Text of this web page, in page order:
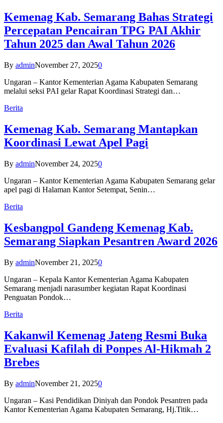
Kemenag Kab. Semarang Bahas Strategi
Percepatan Pencairan TPG PAI Akhir
Tahun 2025 dan Awal Tahun 2026
By adminNovember 27, 20250
Ungaran – Kantor Kementerian Agama Kabupaten Semarang
melalui seksi PAI gelar Rapat Koordinasi Strategi dan…
Berita
Kemenag Kab. Semarang Mantapkan
Koordinasi Lewat Apel Pagi
By adminNovember 24, 20250
Ungaran – Kantor Kementerian Agama Kabupaten Semarang gelar
apel pagi di Halaman Kantor Setempat, Senin…
Berita
Kesbangpol Gandeng Kemenag Kab.
Semarang Siapkan Pesantren Award 2026
By adminNovember 21, 20250
Ungaran – Kepala Kantor Kementerian Agama Kabupaten
Semarang menjadi narasumber kegiatan Rapat Koordinasi
Penguatan Pondok…
Berita
Kakanwil Kemenag Jateng Resmi Buka
Evaluasi Kafilah di Ponpes Al-Hikmah 2
Brebes
By adminNovember 21, 20250
Ungaran – Kasi Pendidikan Diniyah dan Pondok Pesantren pada
Kantor Kementerian Agama Kabupaten Semarang, Hj.Titik…